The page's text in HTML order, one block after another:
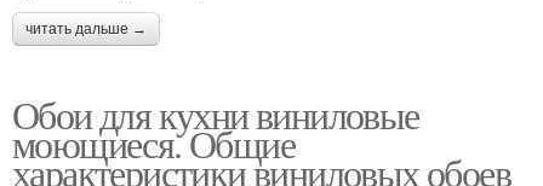
читать дальше →
Обои для кухни виниловые
моющиеся. Общие
характеристики виниловых обоев